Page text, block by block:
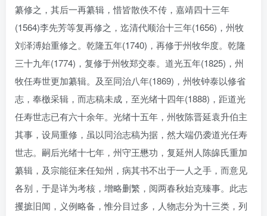
纂修之，其后一再纂辑，惜皆散佚不传，嘉靖四十三年
(1564)李先芳等复再修之，迄清代顺治十三年(1656)，州牧
刘泽溥始重修之。乾隆五年(1740)，再修于州牧华度。乾隆
三十九年(1774)，复修于州牧郑交泰。道光五年(1825)，州
牧任寿世更加纂辑。及至同治八年(1869)，州牧钟泰以修省
志，奉檄采辑，而志稿未成，至光绪十四年(1888)，距道光
任寿世志已有六十余年。光绪十五年，州牧陈晋延袁升伯主
其事，设局重修，虽以同治志稿为据，然大端仍袭道光任寿
世志。嗣后光绪十七年，州守王懋功，复延州人陈皞氏重加
纂辑，及宗能征来任知州，病其书不出于一人之手，而意见
各别，于是详为考核，增略删繁，阅两春秋始克臻事。此志
攫摭旧闻，义例略备，惟分目过多，人物志分为十三类，列